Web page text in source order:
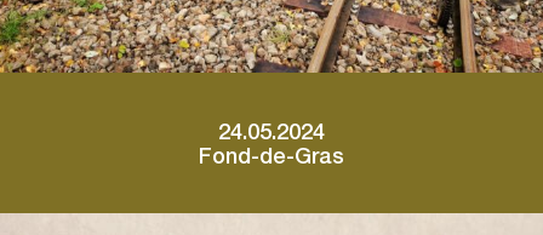
24.05.2024
Fond-de-Gras